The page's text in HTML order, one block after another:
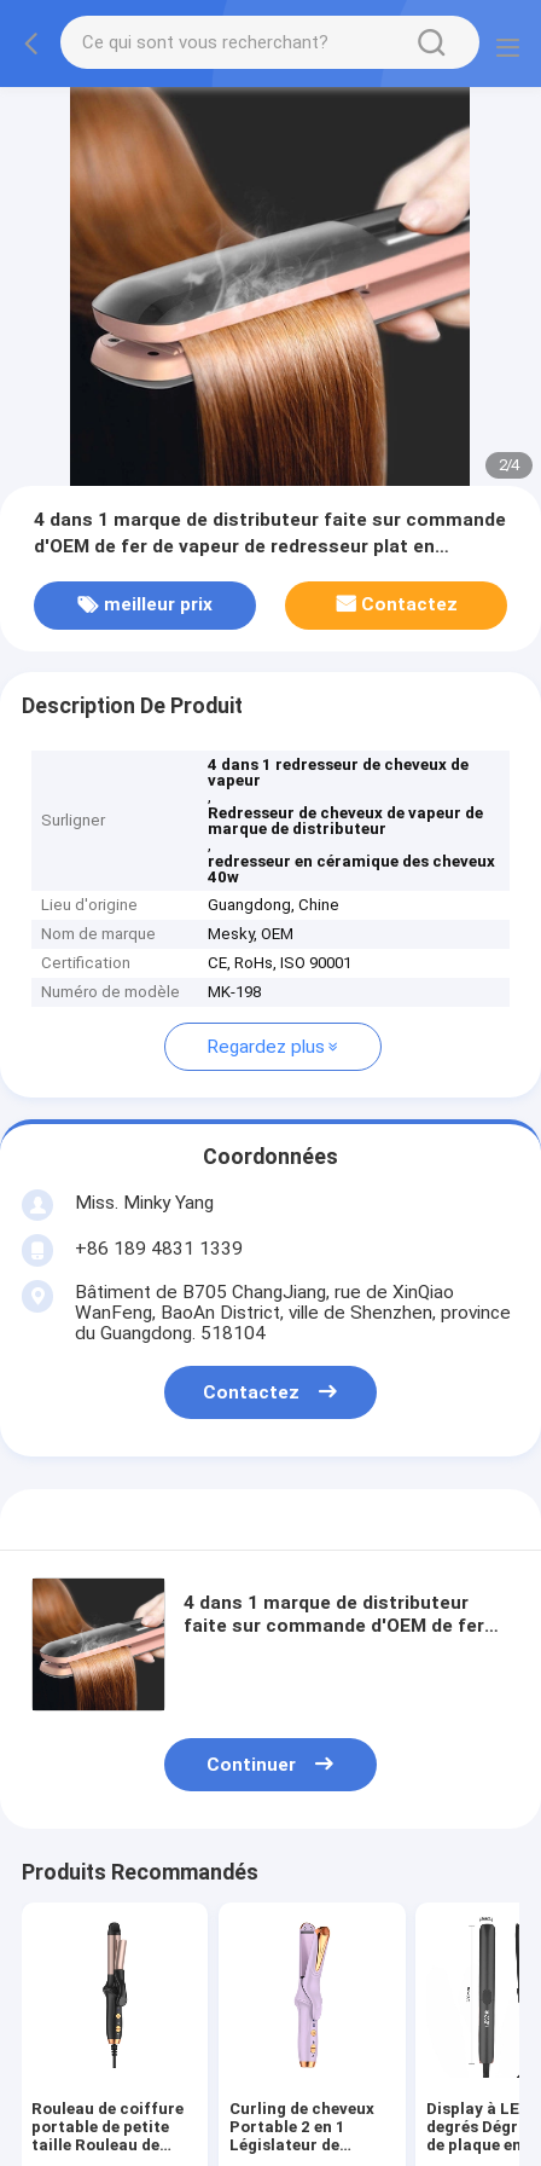
2/4
4 dans 1 marque de distributeur faite sur commande
d'OEM de fer de vapeur de redresseur plat en
meilleur prix
Contactez
Description De Produit
Surligner
4 dans 1 redresseur de cheveux de
vapeur
,
Redresseur de cheveux de vapeur de
marque de distributeur
,
redresseur en céramique des cheveux
40w
Lieu d'origine
Guangdong, Chine
Nom de marque
Mesky, OEM
Certification
CE, RoHs, ISO 90001
Numéro de modèle
MK-198
Regardez plus
Coordonnées
Miss. Minky Yang
+86 189 4831 1339
Bâtiment de B705 ChangJiang, rue de XinQiao
WanFeng, BaoAn District, ville de Shenzhen, province
du Guangdong. 518104
Contactez
4 dans 1 marque de distributeur
faite sur commande d'OEM de fer
Continuer
Produits Recommandés
Rouleau de coiffure
portable de petite
taille Rouleau de
Curling de cheveux
Portable 2 en 1
Législateur de
Display à LED
degrés
de plaque en